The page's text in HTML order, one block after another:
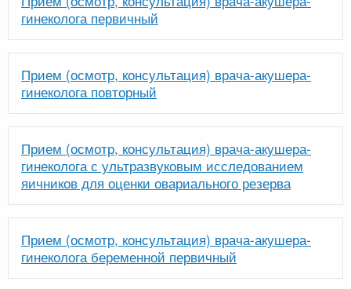
гинеколога первичный
Прием (осмотр, консультация) врача-акушера-
гинеколога повторный
Прием (осмотр, консультация) врача-акушера-
гинеколога с ультразвуковым исследованием
яичников для оценки овариального резерва
Прием (осмотр, консультация) врача-акушера-
гинеколога беременной первичный